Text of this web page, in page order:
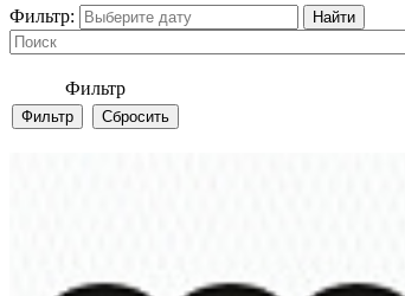
Фильтр:
Фильтр